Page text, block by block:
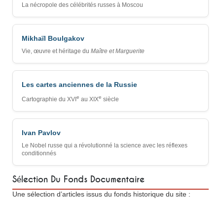
La nécropole des célébrités russes à Moscou
Mikhaïl Boulgakov
Vie, œuvre et héritage du Maître et Marguerite
Les cartes anciennes de la Russie
Cartographie du XVI e au XIXe siècle
Ivan Pavlov
Le Nobel russe qui a révolutionné la science avec les réflexes
conditionnés
Sélection Du Fonds Documentaire
Une sélection d’articles issus du fonds historique du site :